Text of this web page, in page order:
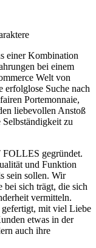
einer Kombination
bei einem
Welt von
erfolglose Suche nach
Portemonnaie,
liebevollen Anstoß
Selbständigkeit zu
gegründet.
und Funktion
sein sollen. Wir
bei sich trägt, die sich
vermitteln.
gefertigt, mit viel Liebe
etwas in der
auch ihre